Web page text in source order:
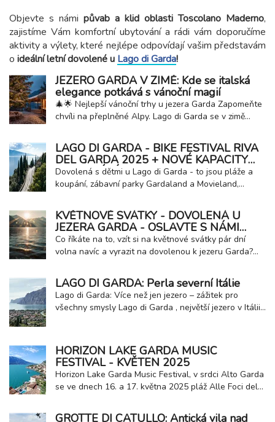
JEZERO GARDA V ZIMĚ: Kde se italská
elegance potkává s vánoční magií
🎄🌟 Nejlepší vánoční trhy u jezera Garda Zapomeňte
chvíli na přeplněné Alpy. Lago di Garda se v zimě
střetává malebná italská krajina s vůní svařeného
vína a řemeslnou tradicí. Je to ideální místo pro
klienty, kteří hledají světla, atmosféru a...
LAGO DI GARDA - BIKE FESTIVAL RIVA
DEL GARDA 2025 + NOVÉ KAPACITY
UBYTOVÁNÍ U JEZERA
Dovolená s dětmi u Lago di Garda - to jsou pláže a
koupání, zábavní parky Gardaland a Movieland,
u jezera se Vám bude zaručeně líbit! Milovníci
agroturistiky si také přijdou na své, v oblasti je velké
množství vinic a vinařství, farmy, olivové...
KVĚTNOVÉ SVÁTKY - DOVOLENÁ U
JEZERA GARDA - OSLAVTE S NÁMI
JARO!
Co říkáte na to, vzít si na květnové svátky pár dní
volna navíc a vyrazit na dovolenou k jezeru Garda?
to buď na kratší pobyt třeba jen na 3 noci, nebo
rovnou na celý týden! Stačí sbalit kufry, skočit do auta
a s dobrou náladou jste za zhruba...
LAGO DI GARDA: Perla severní Itálie
Lago di Garda: Více než jen jezero – zážitek pro
všechny smysly Lago di Garda , největší jezero v Itálii,
olivovými háji, historická městečka a široká nabídka
aktivit dělají z této destinace ideální...
HORIZON LAKE GARDA MUSIC
FESTIVAL - KVĚTEN 2025
Horizon Lake Garda Music Festival, v ​​srdci Alto Garda
se ve dnech 16. a 17. května 2025 pláž Alle Foci del
věnovanou elektronické hudbě. Horizon Festival
GROTTE DI CATULLO: Antická vila nad
Objevte s námi půvab a klid oblasti Toscolano Maderno,
zajistíme Vám komfortní ubytování a rádi vám doporučíme
aktivity a výlety, které nejlépe odpovídají vašim představám
o ideální letní dovolené u Lago di Garda!